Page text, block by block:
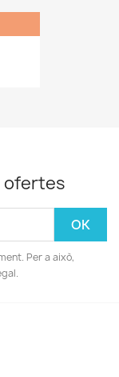
ofertes
Per a això,